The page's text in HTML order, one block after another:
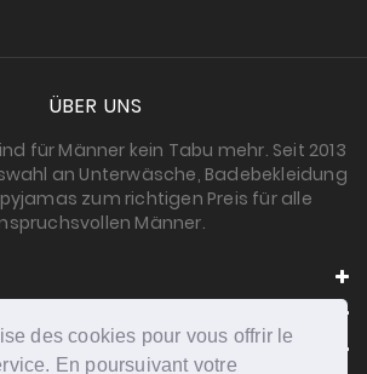
des cookies pour vous offrir le
En poursuivant votre
ÜBER UNS
für Männer kein Tabu mehr. Seit 2013
an Unterwäsche, Badebekleidung
zum richtigen Preis für alle
Männer.